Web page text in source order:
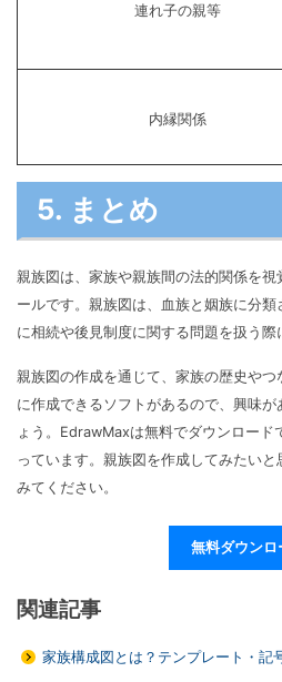
連れ子の親等
内縁関係
5. まとめ
親族図は、家族や親族間の法的関係を
ールです。親族図は、血族と姻族に分
に相続や後見制度に関する問題を扱う際
親族図の作成を通じて、家族の歴史や
に作成できるソフトがあるので、興味
ょう。EdrawMaxは無料でダウンロー
っています。親族図を作成してみたい
みてください。
無料ダウンロ
関連記事
家族構成図とは？テンプレート・記